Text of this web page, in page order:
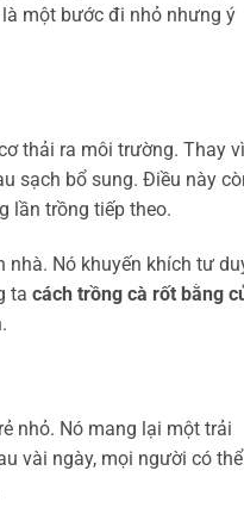
một bước đi nhỏ nhưng ý
thải ra môi trường. Thay vì
sạch bổ sung. Điều này
lần trồng tiếp theo.
nhà. Nó khuyến khích tư
ta cách trồng cà rốt bằng
nhỏ. Nó mang lại một trải
vài ngày, mọi người có thể